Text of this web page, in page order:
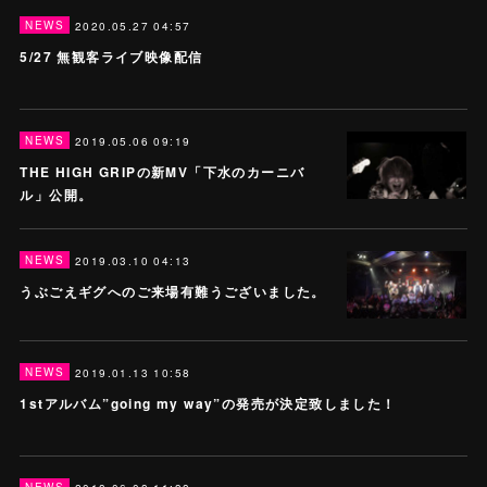
NEWS 2020.05.27 04:57
5/27 無観客ライブ映像配信
NEWS 2019.05.06 09:19
THE HIGH GRIPの新MV「下水のカーニバ
ル」公開。
NEWS 2019.03.10 04:13
うぶごえギグへのご来場有難うございました。
NEWS 2019.01.13 10:58
1stアルバム”going my way”の発売が決定致しました！